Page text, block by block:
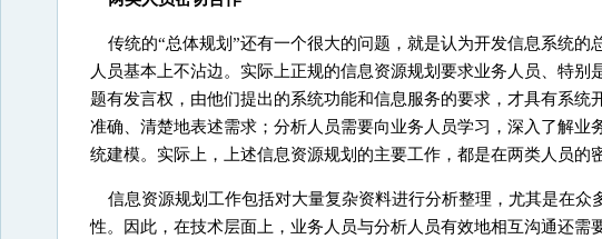
传统的“总体规划”还有一个很大的问题，就是认为开发信息系统
人员基本上不沾边。实际上正规的信息资源规划要求业务人员、特
题有发言权，由他们提出的系统功能和信息服务的要求，才具有系
准确、清楚地表述需求；分析人员需要向业务人员学习，深入了解
统建模。实际上，上述信息资源规划的主要工作，都是在两类人员的
信息资源规划工作包括对大量复杂资料进行分析整理，尤其是在
性。因此，在技术层面上，业务人员与分析人员有效地相互沟通还